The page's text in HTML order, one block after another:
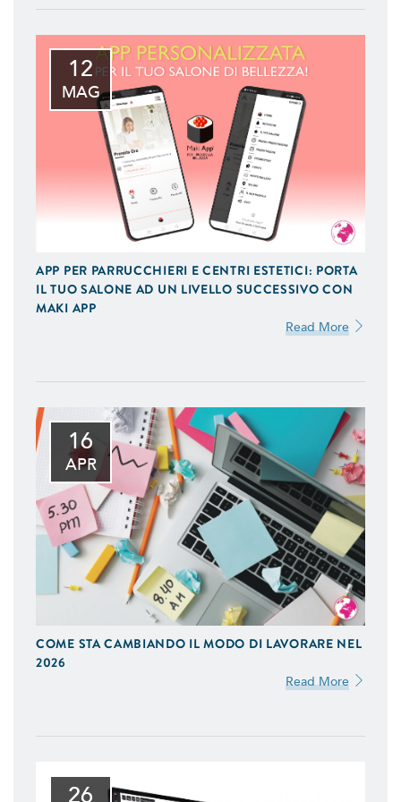
12
MAG
APP PER PARRUCCHIERI E CENTRI ESTETICI: PORTA
IL TUO SALONE AD UN LIVELLO SUCCESSIVO CON
MAKI APP
Read More
16
APR
COME STA CAMBIANDO IL MODO DI LAVORARE NEL
2026
Read More